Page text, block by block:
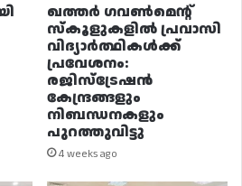
ഖത്തർ ഗവൺമെന്റ്
സ്കൂളുകളിൽ പ്രവാസി
വിദ്യാർത്ഥികൾക്ക്
പ്രവേശനം:
രജിസ്ട്രേഷൻ
കേന്ദ്രങ്ങളും
നിബന്ധനകളും
പുറത്തുവിട്ടു
4 weeks ago